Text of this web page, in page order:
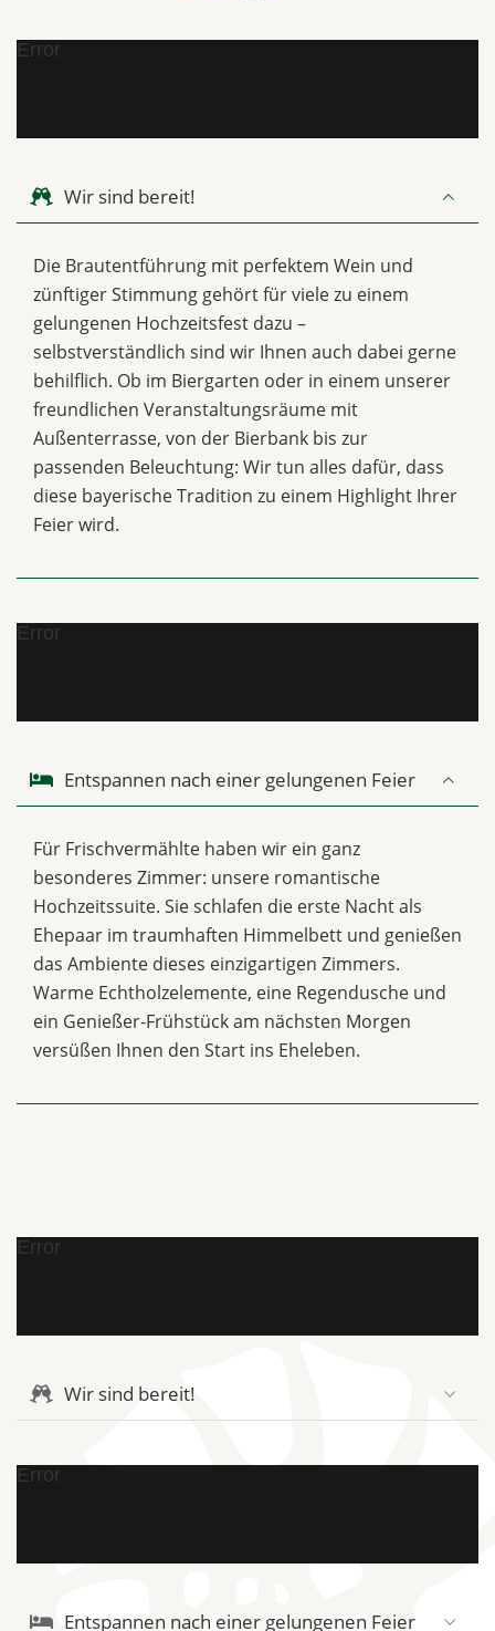
Error
Wir sind bereit!
Die Brautentführung mit perfektem Wein und
zünftiger Stimmung gehört für viele zu einem
gelungenen Hochzeitsfest dazu –
selbstverständlich sind wir Ihnen auch dabei gerne
behilflich. Ob im Biergarten oder in einem unserer
freundlichen Veranstaltungsräume mit
Außenterrasse, von der Bierbank bis zur
passenden Beleuchtung: Wir tun alles dafür, dass
diese bayerische Tradition zu einem Highlight Ihrer
Feier wird.
Error
Entspannen nach einer gelungenen Feier
Für Frischvermählte haben wir ein ganz
besonderes Zimmer: unsere romantische
Hochzeitssuite. Sie schlafen die erste Nacht als
Ehepaar im traumhaften Himmelbett und genießen
das Ambiente dieses einzigartigen Zimmers.
Warme Echtholzelemente, eine Regendusche und
ein Genießer-Frühstück am nächsten Morgen
versüßen Ihnen den Start ins Eheleben.
Error
Wir sind bereit!
Error
Entspannen nach einer gelungenen Feier